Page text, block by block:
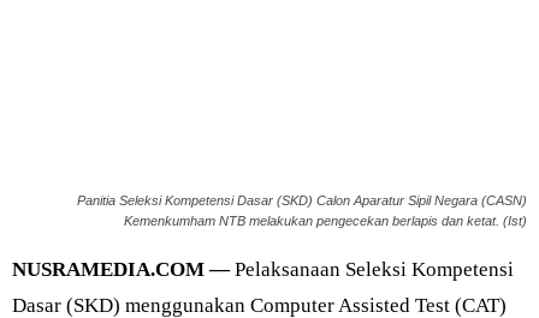
Panitia Seleksi Kompetensi Dasar (SKD) Calon Aparatur Sipil Negara (CASN)
Kemenkumham NTB melakukan pengecekan berlapis dan ketat. (Ist)
NUSRAMEDIA.COM —Pelaksanaan Seleksi Kompetensi
Dasar (SKD) menggunakan Computer Assisted Test (CAT)